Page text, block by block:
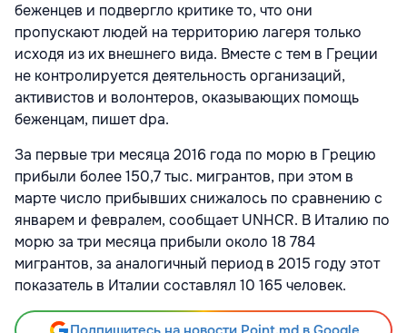
беженцев и подвергло критике то, что они
пропускают людей на территорию лагеря только
исходя из их внешнего вида. Вместе с тем в Греции
не контролируется деятельность организаций,
активистов и волонтеров, оказывающих помощь
беженцам, пишет dpa.
За первые три месяца 2016 года по морю в Грецию
прибыли более 150,7 тыс. мигрантов, при этом в
марте число прибывших снижалось по сравнению с
январем и февралем, сообщает UNHCR. В Италию по
морю за три месяца прибыли около 18 784
мигрантов, за аналогичный период в 2015 году этот
показатель в Италии составлял 10 165 человек.